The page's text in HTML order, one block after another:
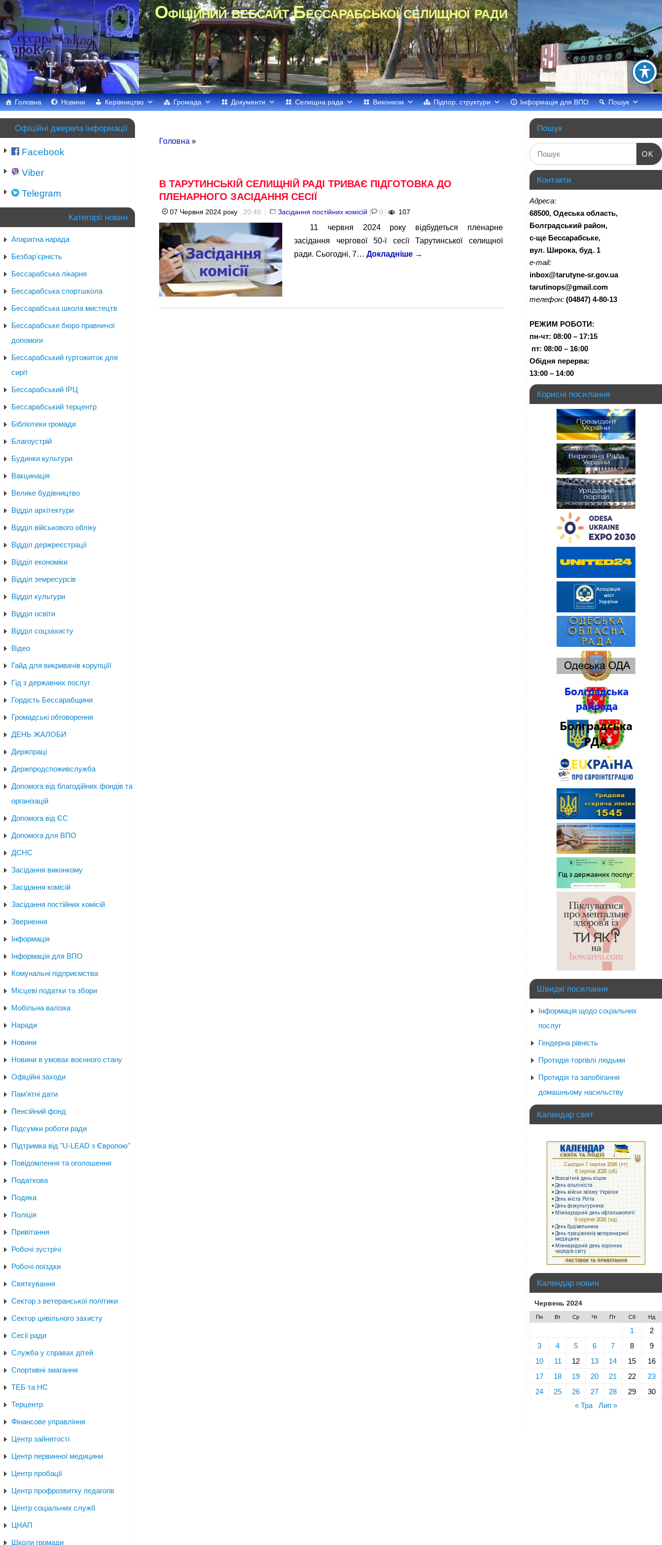
Офіційний вебсайт Бессарабської селищної ради
Головна Новини Керівництво Громада Документи Селищна рада Виконком Підпор. структури Інформація для ВПО Пошук
Головна »
В ТАРУТИНСЬКІЙ СЕЛИЩНІЙ РАДІ ТРИВАЄ ПІДГОТОВКА ДО
ПЛЕНАРНОГО ЗАСІДАННЯ СЕСІЇ
07 Червня 2024 року , 20:48 | Засідання постійних комісій | 0 | 107
11 червня 2024 року відбудеться пленарне
засідання чергової 50-ї сесії Тарутинської селищної
ради. Сьогодні, 7… Докладніше →
Офіційні джерела інформації
Facebook
Viber
Telegram
Категорії новин
Апаратна нарада
Безбар'єрність
Бессарабська лікарня
Бессарабська спортшкола
Бессарабська школа мистецтв
Бессарабське бюро правничої
допомоги
Бессарабський гуртожиток для
сиріт
Бессарабський ІРЦ
Бессарабський терцентр
Бібліотеки громади
Благоустрій
Будинки культури
Вакцинація
Велике будівництво
Відділ архітектури
Відділ військового обліку
Відділ держреєстрації
Відділ економіки
Відділ земресурсів
Відділ культури
Відділ освіти
Відділ соцзахисту
Відео
Гайд для викривачів корупціїї
Гід з державних послуг
Гордість Бессарабщини
Громадські обговорення
ДЕНЬ ЖАЛОБИ
Держпраці
Держпродспоживслужба
Допомога від благодійних фондів та
організацій
Допомога від ЄС
Допомога для ВПО
ДСНС
Засідання виконкому
Засідання комісій
Засідання постійних комісій
Звернення
Інформація
Інформація для ВПО
Комунальні підприємства
Місцеві податки та збори
Мобільна валізка
Наради
Новини
Новини в умовах воєнного стану
Офіційні заходи
Пам'ятні дати
Пенсійний фонд
Підсумки роботи ради
Підтримка від "U-LEAD з Європою"
Повідомлення та оголошення
Податкова
Подяка
Поліція
Привітання
Робочі зустрічі
Робочі поїздки
Святкування
Сектор з ветеранської політики
Сектор цивільного захисту
Сесії ради
Служба у справах дітей
Спортивні змагання
ТЕБ та НС
Терцентр
Фінансове управління
Центр зайнятості
Центр первинної медицини
Центр пробації
Центр профрозвитку педагогів
Центр соціальних служб
ЦНАП
Школи громади
Пошук
OK
Контакти
Адреса:
68500, Одеська область,
Болградський район,
с-ще Бессарабське,
вул. Широка, буд. 1
e-mail:
inbox@tarutyne-sr.gov.ua
tarutinops@gmail.com
телефон: (04847) 4-80-13
РЕЖИМ РОБОТИ:
пн-чт: 08:00 – 17:15
пт: 08:00 – 16:00
Обідня перерва:
13:00 – 14:00
Корисні посилання
Швидкі посилання
Інформація щодо соціальних
послуг
Гендерна рівність
Протидія торгівлі людьми
Протидія та запобігання
домашньому насильству
Календар свят
Календар новин
Червень 2024
Пн Вт Ср Чт Пт Сб Нд
1
2
3
4 5 6 7 8
9
10
11 12 13 14 15
16
17
18 19 20 21 22
23
24
25 26 27 28 29
30
« Тра
Лип »